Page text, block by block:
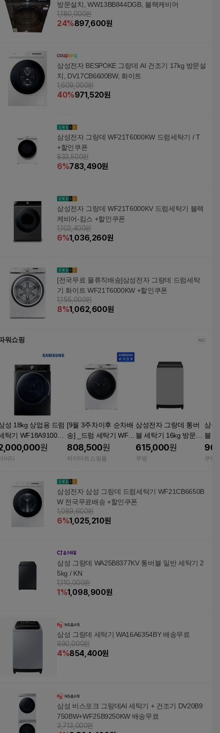
방문설치, WW13BB844DGB, 블랙캐비어
1,180,000원
24%897,600원
삼성전자 BESPOKE 그랑데 AI 건조기 17kg 방문설
치, DV17CB6600BW, 화이트
1,609,000원
40%971,520원
삼성전자 그랑데 WF21T6000KW 드럼세탁기 / T
+할인쿠폰
833,500원
6%783,490원
삼성전자 그랑데 WF21T6000KV 드럼세탁기 블랙
케비어-킴스 +할인쿠폰
1,102,400원
6%1,036,260원
[전국무료 물류직배송]삼성전자 그랑데 드럼세탁
기 화이트 WF21T6000KW +할인쿠폰
1,155,000원
8%1,062,600원
워쇼핑
성 18kg 상업용 드럼
탁기 WF18A9100KV
치] / 무인세탁소창
빨래방 셀프 업소용
원
비티
[9월 3주차이후 순차배
송] _드럼 세탁기 WF2
1T6000KW (21kg, 화
이트)
808,500원
하이마트쇼핑몰
삼성전자 그랑데 통버
블 세탁기 16kg 방문설
치 WA16CG6441BY 라
벤더그레이
615,000원
쿠팡
삼성
블
V 일
폐가
쿠팡
삼성전자 삼성 그랑데 드럼세탁기 WF21CB6650B
W 전국무료배송 +할인쿠폰
1,089,600원
6%1,025,210원
삼성 그랑데 WA25B8377KV 통버블 일반 세탁기 2
5kg / KN
1,110,000원
1%1,098,900원
삼성 그랑데 세탁기 WA16A6354BY 배송무료
890,000원
4%854,400원
삼성 비스포크 그랑데AI 세탁기 + 건조기 DV20B9
750BW+WF25B9250KW 배송무료
3,713,000원